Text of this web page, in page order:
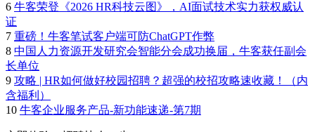
6 牛客荣登《2026 HR科技云图》，AI面试技术实力获权威认
证
7 重磅！牛客笔试客户端可防ChatGPT作弊
8 中国人力资源开发研究会智能分会成功换届，牛客获任副会
长单位
9 攻略 | HR如何做好校园招聘？超强的校招攻略速收藏！（内
含福利）
10 牛客企业服务产品-新功能速递-第7期